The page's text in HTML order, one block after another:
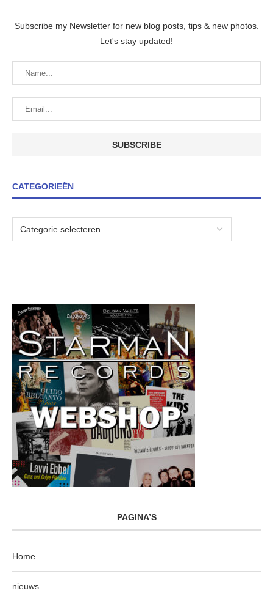
Subscribe my Newsletter for new blog posts, tips & new photos.
Let's stay updated!
CATEGORIEËN
PAGINA’S
Home
nieuws